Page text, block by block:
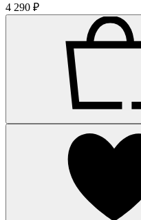
4 290 ₽